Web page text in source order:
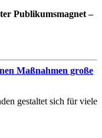
Publikumsmagnet –
Maßnahmen große
gestaltet sich für viele